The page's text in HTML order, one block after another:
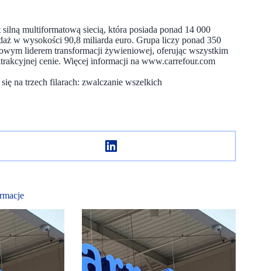
multiformatową siecią, która posiada ponad 14 000
w wysokości 90,8 miliarda euro. Grupa liczy ponad 350
liderem transformacji żywieniowej, oferując wszystkim
cenie. Więcej informacji na www.carrefour.com
na trzech filarach: zwalczanie wszelkich